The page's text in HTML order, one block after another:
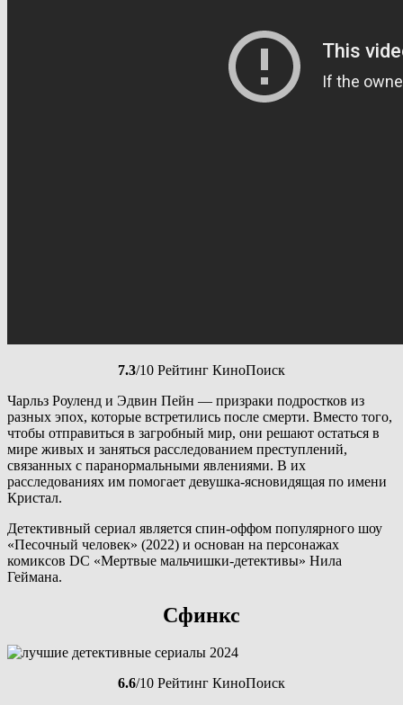
7.3/10 Рейтинг КиноПоиск
Чарльз Роуленд и Эдвин Пейн — призраки подростков из
разных эпох, которые встретились после смерти. Вместо того,
чтобы отправиться в загробный мир, они решают остаться в
мире живых и заняться расследованием преступлений,
связанных с паранормальными явлениями. В их
расследованиях им помогает девушка-ясновидящая по имени
Кристал.
Детективный сериал является спин-оффом популярного шоу
«Песочный человек» (2022) и основан на персонажах
комиксов DC «Мертвые мальчишки-детективы» Нила
Геймана.
Сфинкс
6.6/10 Рейтинг КиноПоиск